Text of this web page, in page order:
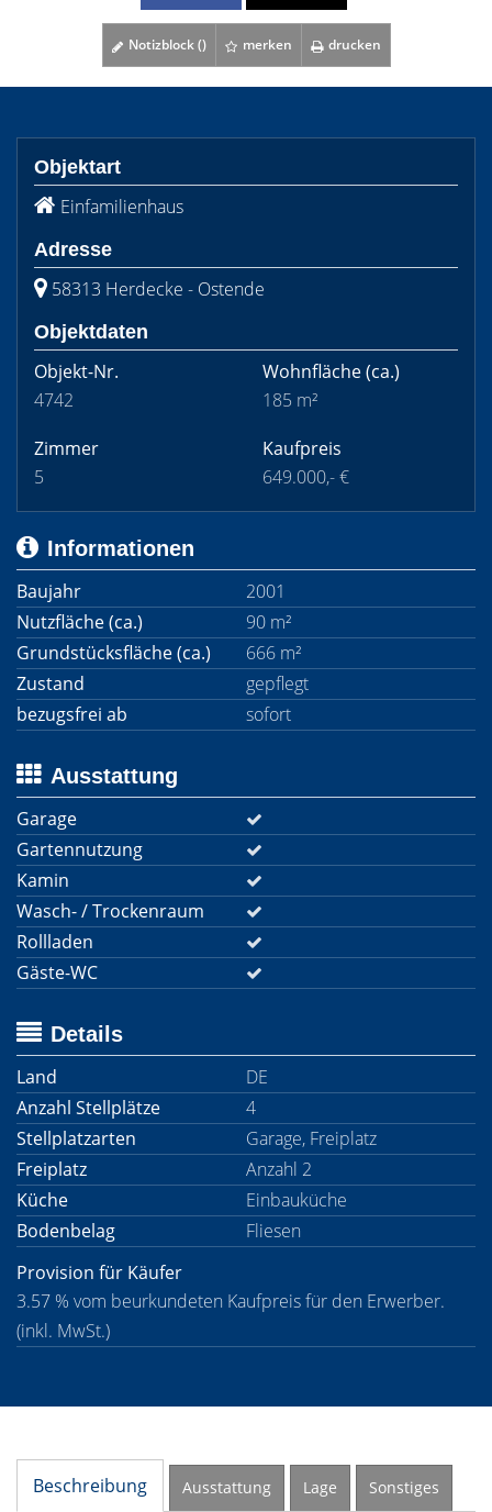
Notizblock () merken drucken
Objektart
Einfamilienhaus
Adresse
58313 Herdecke - Ostende
Objektdaten
Objekt-Nr.
4742
Wohnfläche(ca.)
185 m²
Zimmer
5
Kaufpreis
649.000,- €
Informationen
Baujahr
2001
Nutzfläche (ca.)
90 m²
Grundstücksfläche (ca.)
666 m²
Zustand
gepflegt
bezugsfrei ab
sofort
Ausstattung
Garage
Gartennutzung
Kamin
Wasch- / Trockenraum
Rollladen
Gäste-WC
Details
Land
DE
Anzahl Stellplätze
4
Stellplatzarten
Garage, Freiplatz
Freiplatz
Anzahl 2
Küche
Einbauküche
Bodenbelag
Fliesen
Provision für Käufer
3.57 % vom beurkundeten Kaufpreis für den Erwerber.
(inkl. MwSt.)
Beschreibung Ausstattung Lage Sonstiges